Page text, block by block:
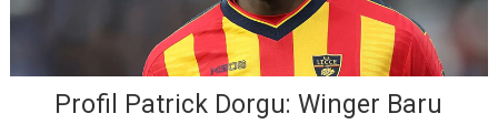
Profil Patrick Dorgu: Winger Baru